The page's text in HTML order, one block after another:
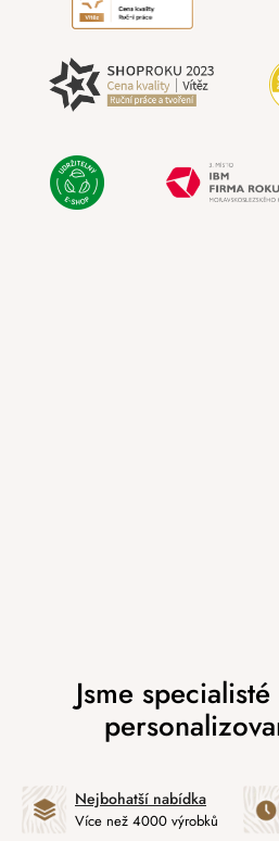
Nejbohatší nabídka
Více než 4000 výrobků